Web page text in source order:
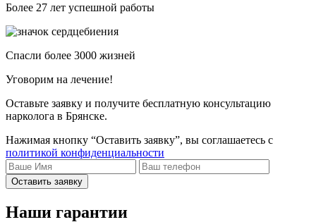
Более 27 лет успешной работы
Спасли более 3000 жизней
Уговорим на лечение!
Оставьте заявку и получите бесплатную консультацию
нарколога в Брянске.
Нажимая кнопку “Оставить заявку”, вы соглашаетесь с
политикой конфиденциальности
Оставить заявку
Наши гарантии